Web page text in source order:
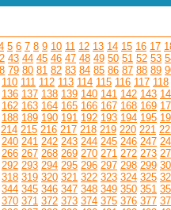
5 6 7 8 9 10 11 12 13 14 15 16 17
43 44 45 46 47 48 49 50 51 52 53
79 80 81 82 83 84 85 86 87 88 89
110 111 112 113 114 115 116 117 118
136 137 138 139 140 141 142 143
162 163 164 165 166 167 168 169
188 189 190 191 192 193 194 195
214 215 216 217 218 219 220 221
240 241 242 243 244 245 246 247
266 267 268 269 270 271 272 273
292 293 294 295 296 297 298 299
318 319 320 321 322 323 324 325
344 345 346 347 348 349 350 351
370 371 372 373 374 375 376 377